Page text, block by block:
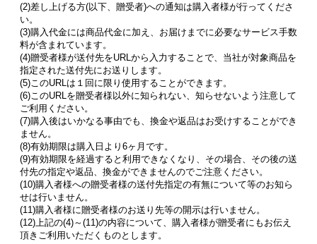
(2)差し上げる方(以下、贈受者)への通知は購入者様が行ってくださ
い。
(3)購入代金には商品代金に加え、お届けまでに必要なサービス手数
料が含まれています。
(4)贈受者様が送付先をURLから入力することで、当社が対象商品を
指定された送付先にお送りします。
(5)このURLは１回に限り使用することができます。
(6)このURLを贈受者様以外に知られない、知らせないよう注意して
ご利用ください。
(7)購入後はいかなる事由でも、換金や返品はお受けすることができ
ません。
(8)有効期限は購入日より6ヶ月です。
(9)有効期限を経過すると利用できなくなり、その場合、その後の送
付先の指定や返品、換金ができませんのでご注意ください。
(10)購入者様への贈受者様の送付先指定の有無について等のお知ら
せは行いません。
(11)購入者様に贈受者様のお送り先等の開示は行いません。
(12)上記の(4)～(11)の内容について、購入者様が贈受者にもお伝え
頂きご利用いただくものとします。